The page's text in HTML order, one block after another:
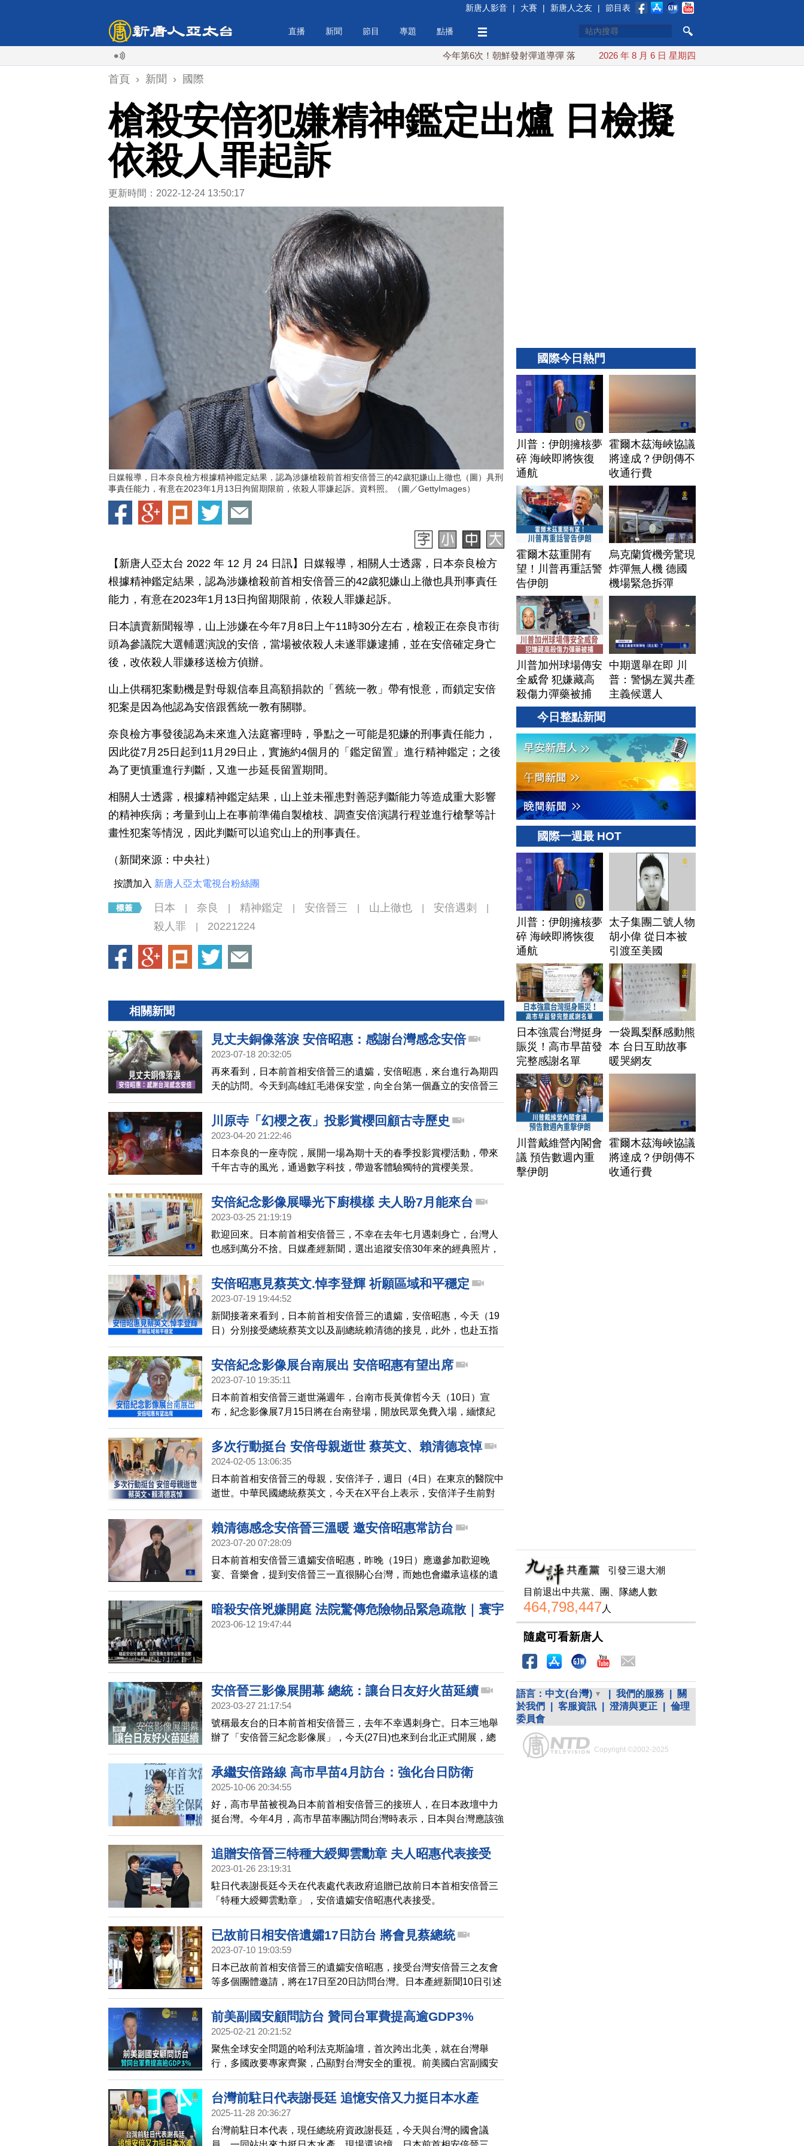
新唐人影音 | 大賽 | 新唐人之友 | 節目表
直播 新聞 節目 專題 點播
今年第6次！朝鮮發射彈道導彈 落日本EEZ外 紅海戰火續升溫 也門胡塞武裝稱又襲擊沙特油輪
2026 年 8 月 6 日 星期四
首頁 › 新聞 › 國際
槍殺安倍犯嫌精神鑑定出爐 日檢擬
依殺人罪起訴
更新時間：2022-12-24 13:50:17
日媒報導，日本奈良檢方根據精神鑑定結果，認為涉嫌槍殺前首相安倍晉三的42歲犯嫌山上徹也（圖）具刑
事責任能力，有意在2023年1月13日拘留期限前，依殺人罪嫌起訴。資料照。（圖／GettyImages）
【新唐人亞太台 2022 年 12 月 24 日訊】日媒報導，相關人士透露，日本奈良檢方
根據精神鑑定結果，認為涉嫌槍殺前首相安倍晉三的42歲犯嫌山上徹也具刑事責任
能力，有意在2023年1月13日拘留期限前，依殺人罪嫌起訴。
日本讀賣新聞報導，山上涉嫌在今年7月8日上午11時30分左右，槍殺正在奈良市街
頭為參議院大選輔選演說的安倍，當場被依殺人未遂罪嫌逮捕，並在安倍確定身亡
後，改依殺人罪嫌移送檢方偵辦。
山上供稱犯案動機是對母親信奉且高額捐款的「舊統一教」帶有恨意，而鎖定安倍
犯案是因為他認為安倍跟舊統一教有關聯。
奈良檢方事發後認為未來進入法庭審理時，爭點之一可能是犯嫌的刑事責任能力，
因此從7月25日起到11月29日止，實施約4個月的「鑑定留置」進行精神鑑定；之後
為了更慎重進行判斷，又進一步延長留置期間。
相關人士透露，根據精神鑑定結果，山上並未罹患對善惡判斷能力等造成重大影響
的精神疾病；考量到山上在事前準備自製槍枝、調查安倍演講行程並進行槍擊等計
畫性犯案等情況，因此判斷可以追究山上的刑事責任。
（新聞來源：中央社）
按讚加入 新唐人亞太電視台粉絲團
日本 奈良 精神鑑定 安倍晉三 山上徹也 安倍遇刺
殺人罪 20221224
相關新聞
見丈夫銅像落淚 安倍昭惠：感謝台灣感念安倍
2023-07-18 20:32:05
再來看到，日本前首相安倍晉三的遺孀，安倍昭惠，來台進行為期四
天的訪問。今天到高雄紅毛港保安堂，向全台第一個矗立的安倍晉三
銅像獻花。安倍昭惠致詞時數度哽咽，難掩對丈夫的思念，但也表
示，此行讓她感受到台日深刻的情誼，未來將與丈夫的靈魂一起，繼
續為台日友好而努力。
川原寺「幻櫻之夜」投影賞櫻回顧古寺歷史
2023-04-20 21:22:46
日本奈良的一座寺院，展開一場為期十天的春季投影賞櫻活動，帶來
千年古寺的風光，通過數字科技，帶遊客體驗獨特的賞櫻美景。
安倍紀念影像展曝光下廚模樣 夫人盼7月能來台
2023-03-25 21:19:19
歡迎回來。日本前首相安倍晉三，不幸在去年七月遇刺身亡，台灣人
也感到萬分不捨。日媒產經新聞，選出追蹤安倍30年來的經典照片，
舉辦紀念影像展。在日本3地展出後，週一(27日)也將在台北開展。安
倍晉三夫人安倍昭惠，特地錄製影片感謝台灣。還透露，希望7月份舉
辦紀念攝影展時，她能夠到台灣和大家相聚。
安倍昭惠見蔡英文.悼李登輝 祈願區域和平穩定
2023-07-19 19:44:52
新聞接著來看到，日本前首相安倍晉三的遺孀，安倍昭惠，今天（19
日）分別接受總統蔡英文以及副總統賴清德的接見，此外，也赴五指
山，悼念對台日關係有重要意義的前總統李登輝。安倍昭惠指出，此
行訪台感受到台日深厚情誼，盼兩國未來關係更緊密，也期許區域情
勢和平穩定。
安倍紀念影像展台南展出 安倍昭惠有望出席
2023-07-10 19:35:11
日本前首相安倍晉三逝世滿週年，台南市長黃偉哲今天（10日）宣
布，紀念影像展7月15日將在台南登場，開放民眾免費入場，緬懷紀
念堅定支持台灣的日本友人。
多次行動挺台 安倍母親逝世 蔡英文、賴清德哀悼
2024-02-05 13:06:35
日本前首相安倍晉三的母親，安倍洋子，週日（4日）在東京的醫院中
逝世。中華民國總統蔡英文，今天在X平台上表示，安倍洋子生前對
台灣非常友好，對於她的逝世表示誠摯的哀悼。副總統賴清德也貼出
自己先前訪日悼念安倍時，與安倍洋子拍的合照，除了表達慰問與哀
悼之外，也感謝安倍洋子對台日關係的貢獻。媒體人矢板明夫指出，
常支持台灣。但在擔任首相期間，很多活動不方便出面。於是洋子女
士就代替首相出席。在過去幾年密切的台日交流中，洋子女士扮演了
非常重要的角色。
賴清德感念安倍晉三溫暖 邀安倍昭惠常訪台
2023-07-20 07:28:09
日本前首相安倍晉三遺孀安倍昭惠，昨晚（19日）應邀參加歡迎晚
宴、音樂會，提到安倍晉三一直很關心台灣，而她也會繼承這樣的遺
志，與會的副總統賴清德則邀請安倍昭惠常來，把台灣當作自己家。
暗殺安倍兇嫌開庭 法院驚傳危險物品緊急疏散｜寰宇
掃描
2023-06-12 19:47:44
安倍晉三影像展開幕 總統：讓台日友好火苗延續
2023-03-27 21:17:54
號稱最友台的日本前首相安倍晉三，去年不幸遇刺身亡。日本三地舉
辦了「安倍晉三紀念影像展」，今天(27日)也來到台北正式開展，總
統蔡英文親自出席開幕典禮。
承繼安倍路線 高市早苗4月訪台：強化台日防衛
2025-10-06 20:34:55
好，高市早苗被視為日本前首相安倍晉三的接班人，在日本政壇中力
挺台灣。今年4月，高市早苗率團訪問台灣時表示，日本與台灣應該強
化防衛安全等三方面聯繫。接下來的新聞，我們帶您了解高市早苗。
追贈安倍晉三特種大綬卿雲勳章 夫人昭惠代表接受
2023-01-26 23:19:31
駐日代表謝長廷今天在代表處代表政府追贈已故前日本首相安倍晉三
「特種大綬卿雲勳章」，安倍遺孀安倍昭惠代表接受。
已故前日相安倍遺孀17日訪台 將會見蔡總統
2023-07-10 19:03:59
日本已故前首相安倍晉三的遺孀安倍昭惠，接受台灣安倍晉三之友會
等多個團體邀請，將在17日至20日訪問台灣。日本產經新聞10日引述
多位台日相關人士報導指出，安倍昭惠將前往祭拜已故前總統李登
輝，也將會見總統蔡英文。
前美副國安顧問訪台 贊同台軍費提高逾GDP3%
2025-02-21 20:21:52
聚焦全球安全問題的哈利法克斯論壇，首次跨出北美，就在台灣舉
行，多國政要專家齊聚，凸顯對台灣安全的重視。前美國白宮副國安
顧問博明也來台灣，今天在會上演說，認同中華民國總統賴清德提高
國防支出的做法，也點出台灣作為非紅供應鏈，能夠作為全球國防工
業基地，為自由世界提供支援。
台灣前駐日代表謝長廷 追憶安倍又力挺日本水產
2025-11-28 20:36:27
台灣前駐日本代表，現任總統府資政謝長廷，今天與台灣的國會議
國際今日熱門
川普：伊朗擁核夢
碎 海峽即將恢復
通航
霍爾木茲海峽協議
將達成？伊朗傳不
收通行費
霍爾木茲重開有
望！川普再重話警
告伊朗
烏克蘭貨機旁驚現
炸彈無人機 德國
機場緊急拆彈
川普加州球場傳安
全威脅 犯嫌藏高
殺傷力彈藥被捕
中期選舉在即 川
普：警惕左翼共產
主義候選人
今日整點新聞
國際一週最 HOT
川普：伊朗擁核夢
碎 海峽即將恢復
通航
太子集團二號人物
胡小偉 從日本被
引渡至美國
日本強震台灣挺身
賑災！高市早苗發
完整感謝名單
一袋鳳梨酥感動熊
本 台日互助故事
暖哭網友
川普戴維營內閣會
議 預告數週內重
擊伊朗
霍爾木茲海峽協議
將達成？伊朗傳不
收通行費
引發三退大潮
目前退出中共黨、團、隊總人數
464,798,447人
隨處可看新唐人
語言： 中文(台灣) 我們的服務
關
於我們
客服資訊 澄清與更正
倫理
委員會
Copyright ©2002-2025